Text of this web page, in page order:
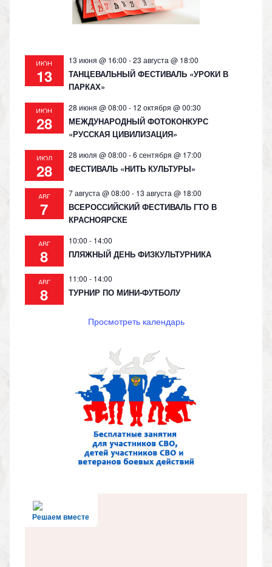
ki
ИЮН
13
13 июня @ 16:00 -23 августа @ 18:00
ТАНЦЕВАЛЬНЫЙ ФЕСТИВАЛЬ «УРОКИ В
ПАРКАХ»
ИЮН
28
28 июня @ 08:00 - 12 октября @ 00:30
МЕЖДУНАРОДНЫЙ ФОТОКОНКУРС
«РУССКАЯ ЦИВИЛИЗАЦИЯ»
ИЮЛ
28
28 июля @ 08:00 -6 сентября @ 17:00
ФЕСТИВАЛЬ «НИТЬ КУЛЬТУРЫ»
АВГ
7
7 августа @ 08:00 - 13 августа @ 18:00
ВСЕРОССИЙСКИЙ ФЕСТИВАЛЬ ГТО В
КРАСНОЯРСКЕ
АВГ
8
10:00 - 14:00
ПЛЯЖНЫЙ ДЕНЬ ФИЗКУЛЬТУРНИКА
АВГ
8
11:00 - 14:00
ТУРНИР ПО МИНИ-ФУТБОЛУ
Просмотреть календарь
Решаем вместе